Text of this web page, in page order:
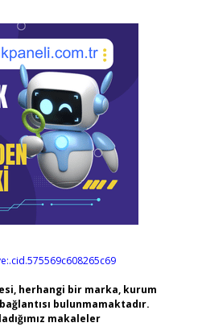
herhangi bir marka, kurum
bulunmamaktadır.
makaleler